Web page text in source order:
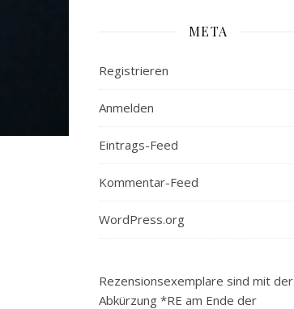
META
Registrieren
Anmelden
Eintrags-Feed
Kommentar-Feed
WordPress.org
Rezensionsexemplare sind mit der
Abkürzung *RE am Ende der